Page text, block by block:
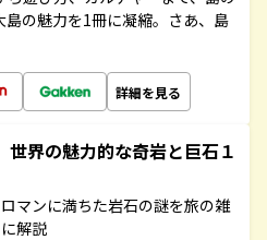
の魅力を1冊に凝縮。さあ、島
詳細を見る
界の魅力的な奇岩と巨石１
マンに満ちた岩石の謎を旅の雑
解説